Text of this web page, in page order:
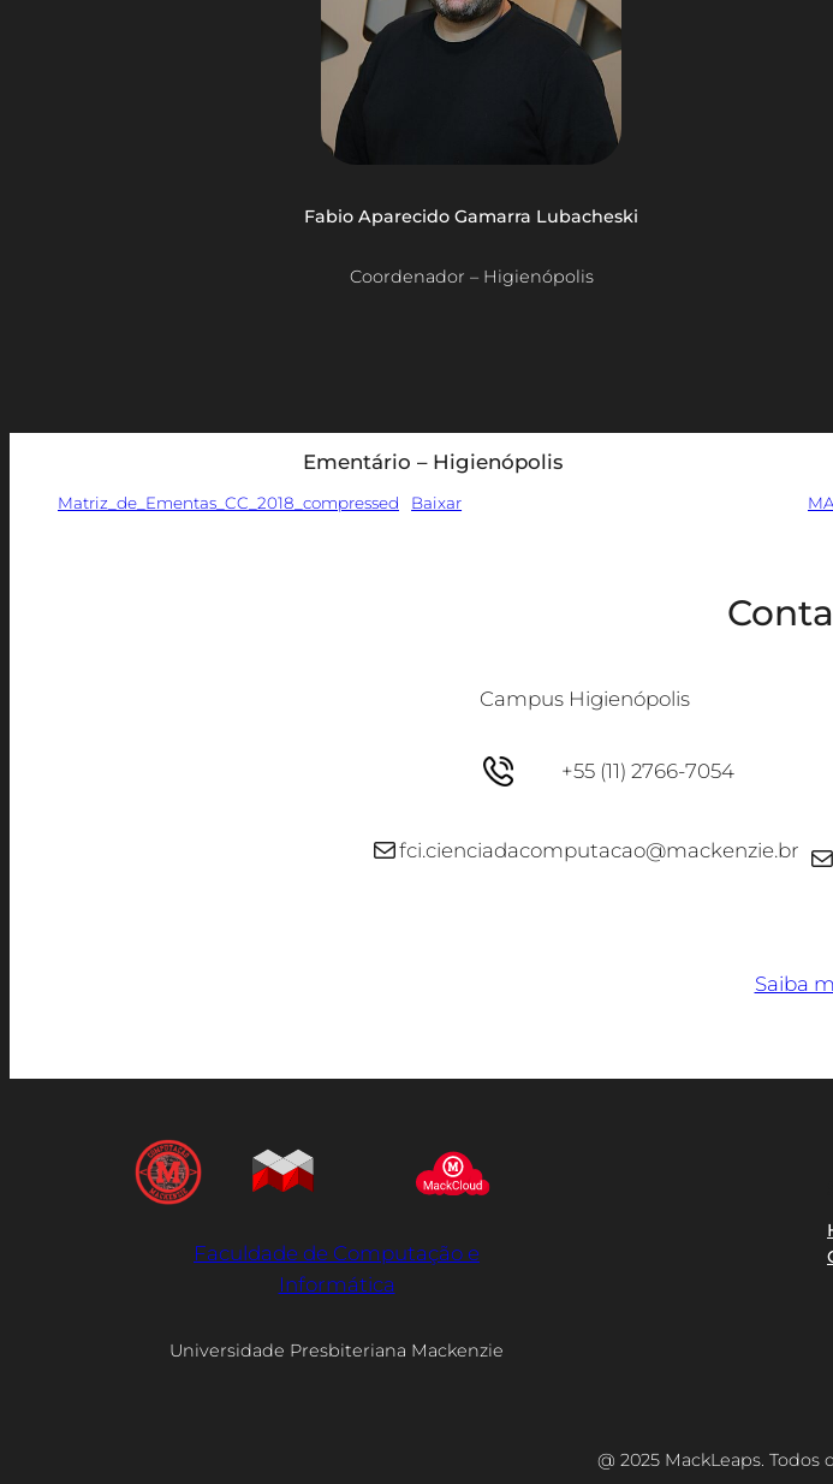
Fabio Aparecido Gamarra Lubacheski
Coordenador – Higienópolis
Ementário – Higienópolis
Matriz_de_Ementas_CC_2018_compressed Baixar
Campus Higienópolis
+55 (11) 2766-7054
E-mail fci.cienciadacomputacao@mackenzie.br E-mail
Saiba
Faculdade de Computação e
Informática
Universidade Presbiteriana Mackenzie
@ 2025 MackLeaps. Todos